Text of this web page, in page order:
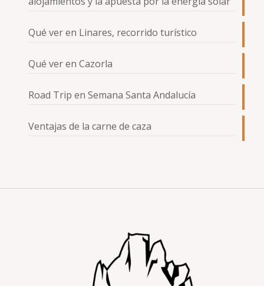
Qué ver en Linares, recorrido turístico
Qué ver en Cazorla
Road Trip en Semana Santa Andalucía
Ventajas de la carne de caza